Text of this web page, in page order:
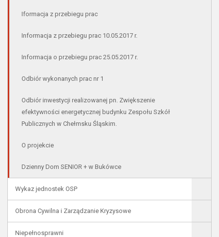
Iformacja z przebiegu prac
Informacja z przebiegu prac 10.05.2017 r.
Informacja o przebiegu prac 25.05.2017 r.
Odbiór wykonanych prac nr 1
Odbiór inwestycji realizowanej pn. Zwiększenie
efektywności energetycznej budynku Zespołu Szkół
Publicznych w Chełmsku Śląskim.
O projekcie
Dzienny Dom SENIOR + w Bukówce
Wykaz jednostek OSP
Obrona Cywilna i Zarządzanie Kryzysowe
Niepełnosprawni